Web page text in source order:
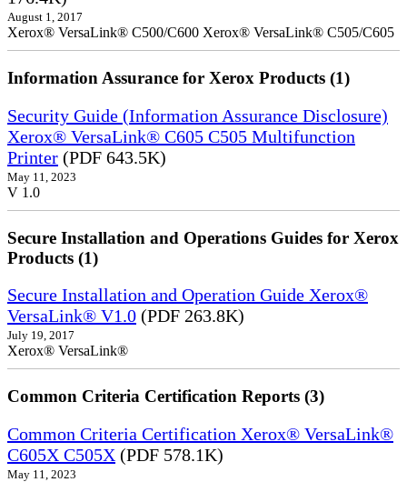
August 1, 2017
Xerox® VersaLink® C500/C600 Xerox® VersaLink® C505/C605
Information Assurance for Xerox Products (1)
Security Guide (Information Assurance Disclosure)
Xerox® VersaLink® C605 C505 Multifunction
Printer (PDF 643.5K)
May 11, 2023
V 1.0
Secure Installation and Operations Guides for Xerox
Products (1)
Secure Installation and Operation Guide Xerox®
VersaLink® V1.0 (PDF 263.8K)
July 19, 2017
Xerox® VersaLink®
Common Criteria Certification Reports (3)
Common Criteria Certification Xerox® VersaLink®
C605X C505X (PDF 578.1K)
May 11, 2023